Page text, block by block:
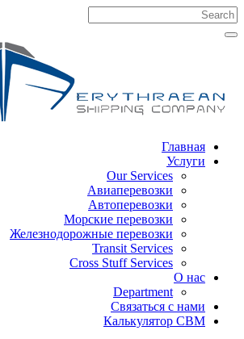
Главная
Услуги
Our Services
Авиаперевозки
Автоперевозки
Морские перевозки
Железнодорожные перевозки
Transit Services
Cross Stuff Services
О нас
Department
Связаться с нами
Калькулятор CBM